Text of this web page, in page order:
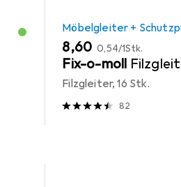
Möbelgleiter +
EUR
8,60 EUR
0,54/1Stk.
Fix-o-moll
Filzgleiter, 16 Stk.
82